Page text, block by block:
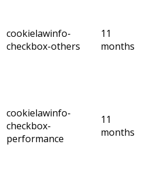
cookielawinfo-
checkbox-others
11
months
cookielawinfo-
checkbox-
performance
11
months